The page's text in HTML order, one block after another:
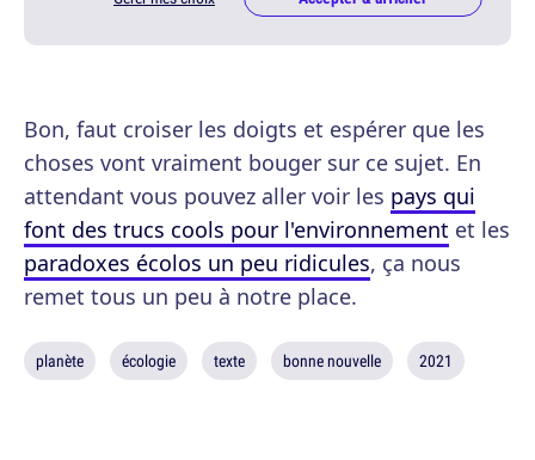
Bon, faut croiser les doigts et espérer que les
choses vont vraiment bouger sur ce sujet. En
attendant vous pouvez aller voir les pays qui
font des trucs cools pour l'environnement et les
paradoxes écolos un peu ridicules, ça nous
remet tous un peu à notre place.
planète écologie texte bonne nouvelle 2021